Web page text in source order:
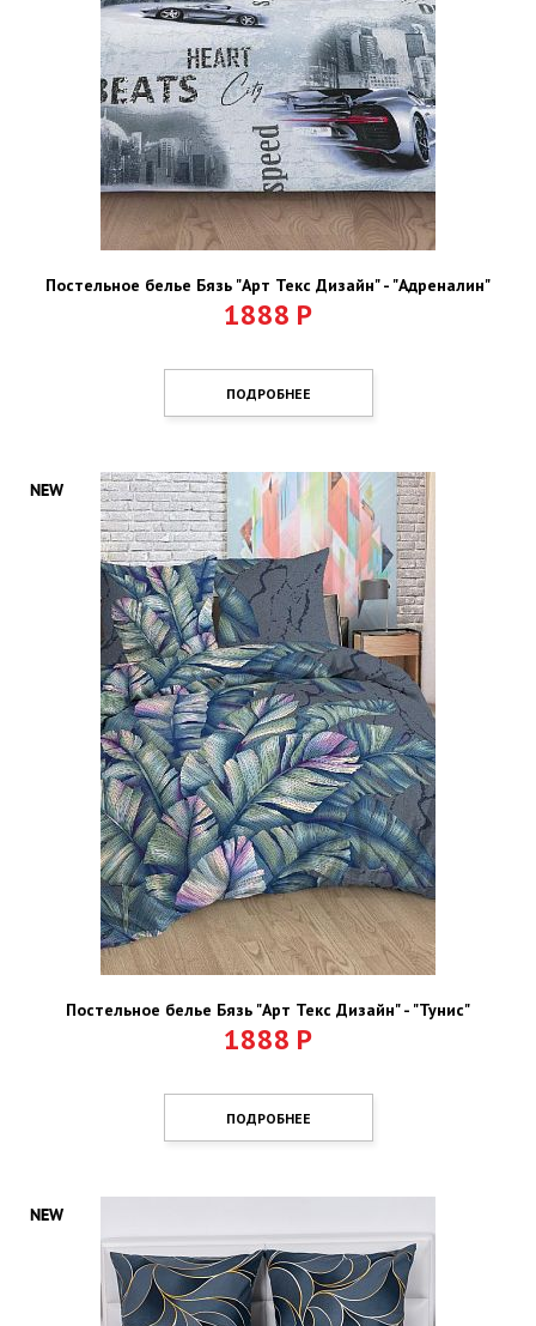
Постельное белье Бязь "Арт Текс Дизайн" - "Адреналин"
1888 Р
ПОДРОБНЕЕ
Постельное белье Бязь "Арт Текс Дизайн" - "Тунис"
1888 Р
ПОДРОБНЕЕ